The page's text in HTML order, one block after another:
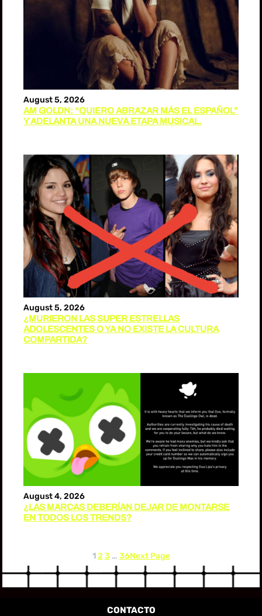
August 5, 2026
AM GOLDN: “QUIERO ABRAZAR MÁS EL ESPAÑOL”
Y ADELANTA UNA NUEVA ETAPA MUSICAL.
August 5, 2026
¿MURIERON LAS SUPER ESTRELLAS
ADOLESCENTES O YA NO EXISTE LA CULTURA
COMPARTIDA?
August 4, 2026
¿LAS MARCAS DEBERÍAN DEJAR DE MONTARSE
EN TODOS LOS TRENDS?
1 2 3 … 36Next Page
CONTACTO